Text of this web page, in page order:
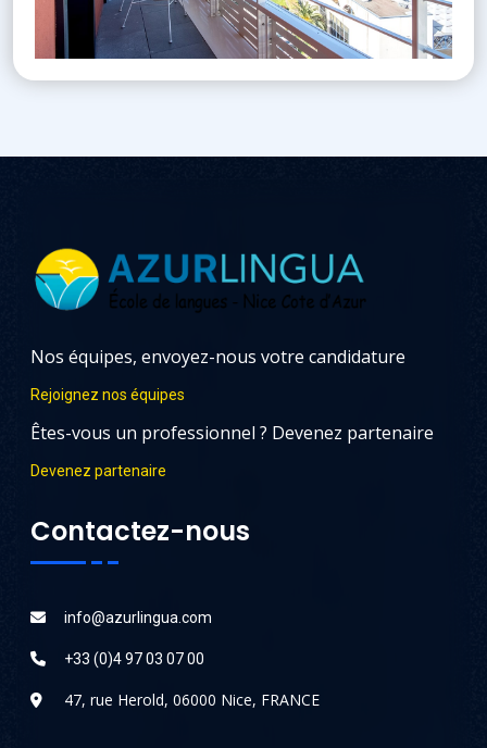
Nos équipes, envoyez-nous votre candidature
Rejoignez nos équipes
Êtes-vous un professionnel ? Devenez partenaire
Devenez partenaire
Contactez-nous
info@azurlingua.com
+33 (0)4 97 03 07 00
47, rue Herold, 06000 Nice, FRANCE